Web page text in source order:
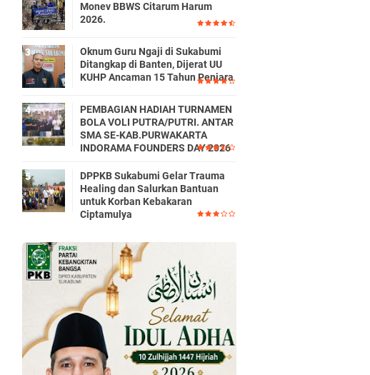
Monev BBWS Citarum Harum
2026.
Oknum Guru Ngaji di Sukabumi
Ditangkap di Banten, Dijerat UU
KUHP Ancaman 15 Tahun Penjara
PEMBAGIAN HADIAH TURNAMEN
BOLA VOLI PUTRA/PUTRI. ANTAR
SMA SE-KAB.PURWAKARTA
INDORAMA FOUNDERS DAY 2026
DPPKB Sukabumi Gelar Trauma
Healing dan Salurkan Bantuan
untuk Korban Kebakaran
Ciptamulya